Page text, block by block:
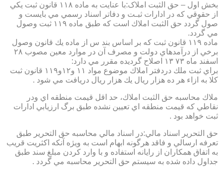
بخش اول – حق الثبت املاک:با عنايت به ماده ۱۱۸ قانون ثبت يكي
از حقوقي كه در ادارات ثبـت و دفاتر اسناد رسمي مي بايست و
صول گردد حق الثبت املاك است كه طبق ماده ۱۱۹ ثبت وصول
مي گردد.
ماده ۱۱۹ قانون ثبت كه بر اساس بند س از ماده يك قانون وصول
برخي از درآمدهاي دولت و مصرف آن در موارد معين مصوب ۲۸
اسفند ماه ۷۳ ۱۳ اصلاح گرديده مقرر مي دارد:
براي ثبت ملك دردفتر املاك موضوع مواد ۱۱ و۱۲و۱۱۹ قانون ثبت
كلا به ازاء هر ده هزار ريال يك هزار ريال دريافت مي شود .
ملاك محاسبه حق الثبت املاك، حد اقل قيمت منطقه اي ودر
نقاطي كه قيمت منطقه اي تعيين نشده طبق برگ ارزيابي ادارات
ثبت خواهد بود .
حق التحرير اسناد مالي:در اسناد مالي محاسبه حق التحرير طبق
تعرفه ارسالي و فاقد هرگونه ابهام است به ويژه آنكه اكثريت قريب
به اتفاق همكاران از رايانه استفاده و با وارد كردن مبلغ سند طبق
جداول داده شده به سيستم حق التحرير محاسبه مي گردد .